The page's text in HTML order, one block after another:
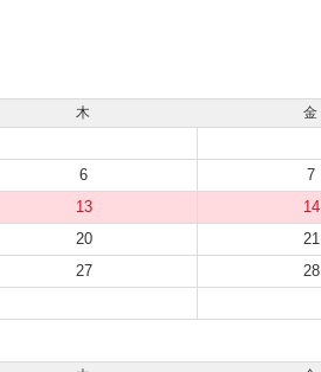
木 金
6 7
13 14
20 21
27 28